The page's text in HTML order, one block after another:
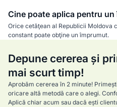
Cine poate aplica pentru
Orice cetăţean al Republicii Moldova
constant poate obţine un împrumut.
Depune cererea și
mai scurt timp!
Aprobăm cererea în 2 minute!
oricare altă metodă care o alegi.
Aplică chiar acum sau dacă ești